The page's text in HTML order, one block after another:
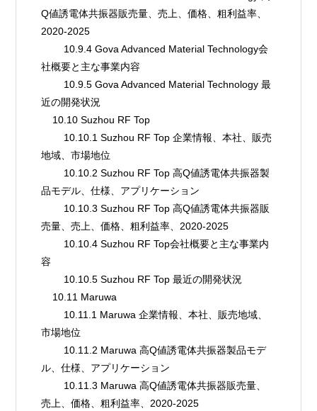
Q値誘電体共振器販売量、売上、価格、粗利益率、
2020-2025
社概要と主な事業内容
近の開発状況
    10.10 Suzhou RF Top
地域、市場地位
品モデル、仕様、アプリケーション
売量、売上、価格、粗利益率、2020-2025
容
        10.10.5 Suzhou RF Top 最近の開発状況
    10.11 Maruwa
市場地位
ル、仕様、アプリケーション
売上、価格、粗利益率、2020-2025